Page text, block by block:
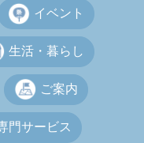
イベント
生活・暮らし
ご案内
門サービス